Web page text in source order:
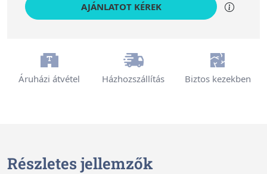
AJÁNLATOT KÉREK
Áruházi átvétel Házhozszállítás Biztos kezekben
Részletes jellemzők